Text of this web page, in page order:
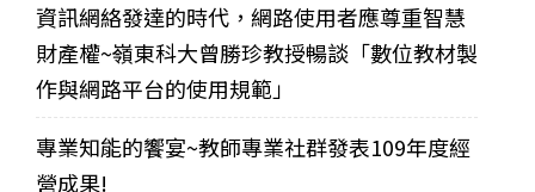
資訊網絡發達的時代，網路使用者應尊重智慧
財產權~嶺東科大曾勝珍教授暢談「數位教材製
作與網路平台的使用規範」
專業知能的饗宴~教師專業社群發表109年度經
營成果!